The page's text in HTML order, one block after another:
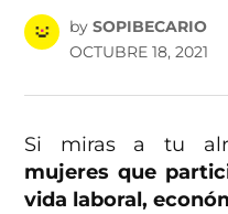
by SOPIBECARIO
OCTUBRE 18, 2021
Si miras a tu
mujeres que
vida laboral,